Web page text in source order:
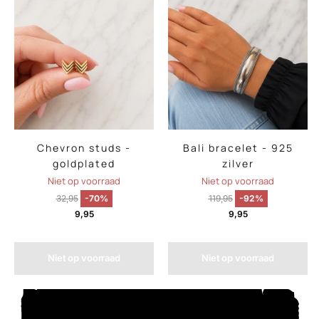
Chevron studs -
goldplated
Niet op voorraad
32,95
-70%
9,95
Niet op voorraad
Bali bracelet - 925
zilver
Niet op voorraad
119,95
-92%
9,95
Niet op voorraad